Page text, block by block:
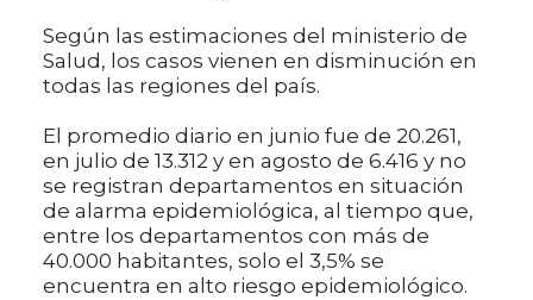
Según las estimaciones del ministerio de
Salud, los casos vienen en disminución en
todas las regiones del país.
El promedio diario en junio fue de 20.261,
en julio de 13.312 y en agosto de 6.416 y no
se registran departamentos en situación
de alarma epidemiológica, al tiempo que,
entre los departamentos con más de
40.000 habitantes, solo el 3,5% se
encuentra en alto riesgo epidemiológico.